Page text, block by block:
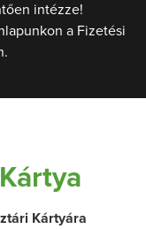
intézze!
a Fizetési
Kártyára